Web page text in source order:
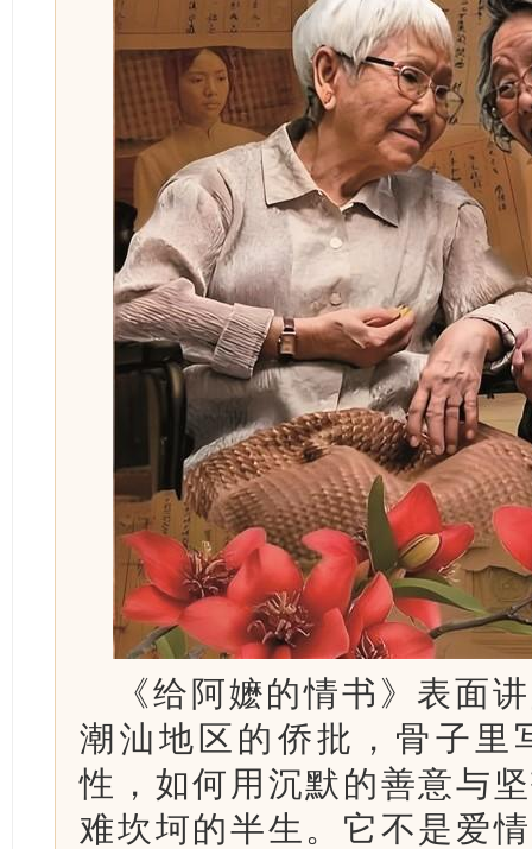
《给阿嬷的情书》表面
潮汕地区的侨批，骨子里
性，如何用沉默的善意与
难坎坷的半生。它不是爱